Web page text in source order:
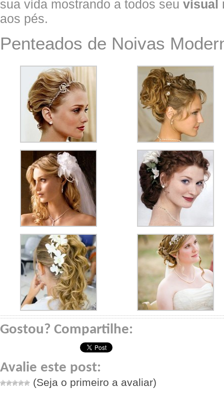
sua vida mostrando a todos seu visual
aos pés.
Penteados de Noivas
Gostou? Compartilhe:
Avalie este post:
(Seja o primeiro a avaliar)